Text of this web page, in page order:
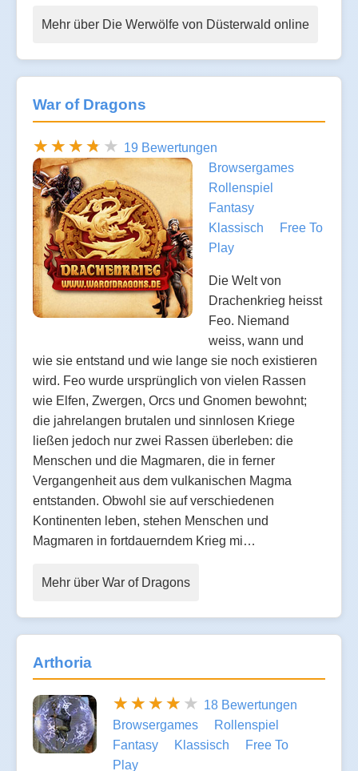
Mehr über Die Werwölfe von Düsterwald online
War of Dragons
19 Bewertungen
Browsergames
Rollenspiel
Fantasy
Klassisch
Free To
Play
Die Welt von
Drachenkrieg heisst
Feo. Niemand
weiss, wann und
wie sie entstand und wie lange sie noch existieren
wird. Feo wurde ursprünglich von vielen Rassen
wie Elfen, Zwergen, Orcs und Gnomen bewohnt;
die jahrelangen brutalen und sinnlosen Kriege
ließen jedoch nur zwei Rassen überleben: die
Menschen und die Magmaren, die in ferner
Vergangenheit aus dem vulkanischen Magma
entstanden. Obwohl sie auf verschiedenen
Kontinenten leben, stehen Menschen und
Magmaren in fortdauerndem Krieg mi…
Mehr über War of Dragons
Arthoria
18 Bewertungen
Browsergames
Rollenspiel
Fantasy
Klassisch
Free To
Play